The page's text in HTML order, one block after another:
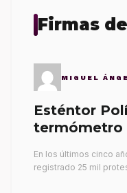
Firmas
MIGUEL
Esténtor
termómetro
En los últimos cinco
registrado 25 mil